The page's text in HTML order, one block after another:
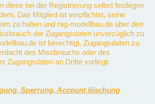
diese bei der Registrierung selbst festlegen
Das Mitglied ist verpflichtet, seine
zu halten und rag-modellbau.de über den
der Zugangsdaten unverzüglich zu
ist berechtigt, Zugangsdaten zu
des Missbrauchs oder des
Zugangsdaten an Dritte vorliegt.
Sperrung, Account löschung